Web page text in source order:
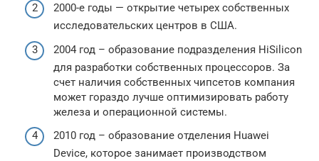
2000-е годы — открытие четырех собственных
исследовательских центров в США.
2004 год – образование подразделения HiSilicon
для разработки собственных процессоров. За
счет наличия собственных чипсетов компания
может гораздо лучше оптимизировать работу
железа и операционной системы.
2010 год – образование отделения Huawei
Device, которое занимает производством